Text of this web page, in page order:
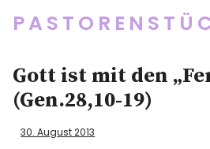
Startseite
Über
Gott ist mit den
(Gen.28,10-19)
30. August 2013